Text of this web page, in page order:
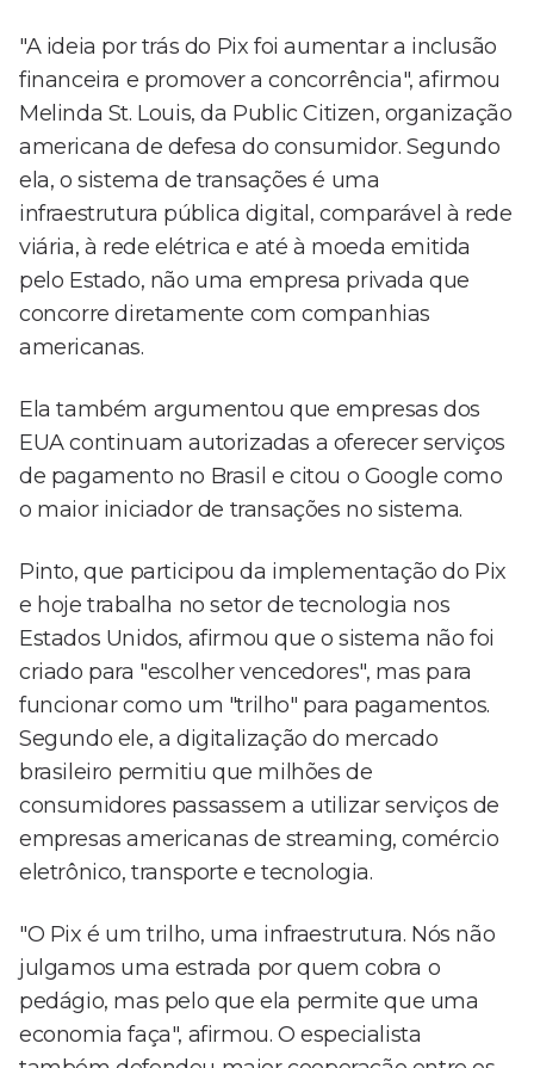
"A ideia por trás do Pix foi aumentar a inclusão
financeira e promover a concorrência", afirmou
Melinda St. Louis, da Public Citizen, organização
americana de defesa do consumidor. Segundo
ela, o sistema de transações é uma
infraestrutura pública digital, comparável à rede
viária, à rede elétrica e até à moeda emitida
pelo Estado, não uma empresa privada que
concorre diretamente com companhias
americanas.
Ela também argumentou que empresas dos
EUA continuam autorizadas a oferecer serviços
de pagamento no Brasil e citou o Google como
o maior iniciador de transações no sistema.
Pinto, que participou da implementação do Pix
e hoje trabalha no setor de tecnologia nos
Estados Unidos, afirmou que o sistema não foi
criado para "escolher vencedores", mas para
funcionar como um "trilho" para pagamentos.
Segundo ele, a digitalização do mercado
brasileiro permitiu que milhões de
consumidores passassem a utilizar serviços de
empresas americanas de streaming, comércio
eletrônico, transporte e tecnologia.
"O Pix é um trilho, uma infraestrutura. Nós não
julgamos uma estrada por quem cobra o
pedágio, mas pelo que ela permite que uma
economia faça", afirmou. O especialista